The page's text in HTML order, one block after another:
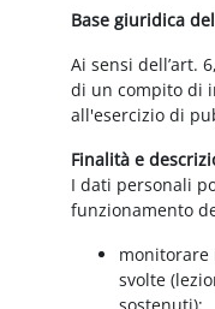
Base giuridica
Ai sensi dell’art.
di un compito di
all'esercizio di
Finalità e
I dati personali
funzionamento
monitorare
svolte